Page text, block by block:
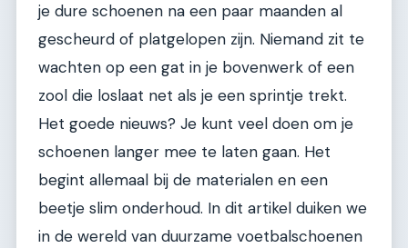
je dure schoenen na een paar maanden al
gescheurd of platgelopen zijn. Niemand zit te
wachten op een gat in je bovenwerk of een
zool die loslaat net als je een sprintje trekt.
Het goede nieuws? Je kunt veel doen om je
schoenen langer mee te laten gaan. Het
begint allemaal bij de materialen en een
beetje slim onderhoud. In dit artikel duiken we
in de wereld van duurzame voetbalschoenen